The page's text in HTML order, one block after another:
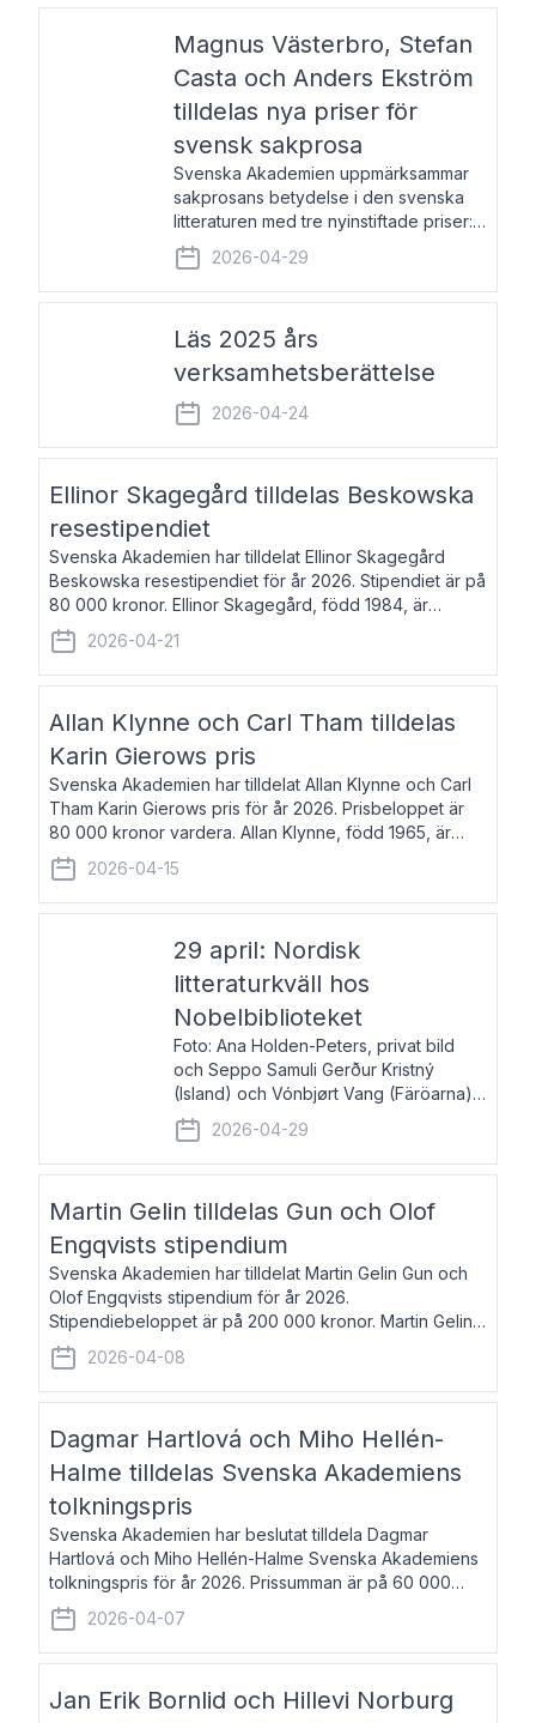
Magnus Västerbro, Stefan
Casta och Anders Ekström
tilldelas nya priser för
svensk sakprosa
Svenska Akademien uppmärksammar
sakprosans betydelse i den svenska
litteraturen med tre nyinstiftade priser:
Svenska Akademiens pris till
framstående författare av svensk
sakprosa som i år går till Magnus
2026-04-29
Läs 2025 års
verksamhetsberättelse
2026-04-24
Ellinor Skagegård tilldelas Beskowska
resestipendiet
Svenska Akademien har tilldelat Ellinor Skagegård
Beskowska resestipendiet för år 2026. Stipendiet är på
80 000 kronor. Ellinor Skagegård, född 1984, är
författare, journalist och musiker. Hon skriver
återkommande för Svenska Dagbladet, Ups
2026-04-21
Allan Klynne och Carl Tham tilldelas
Karin Gierows pris
Svenska Akademien har tilldelat Allan Klynne och Carl
Tham Karin Gierows pris för år 2026. Prisbeloppet är
80 000 kronor vardera. Allan Klynne, född 1965, är
arkeolog, författare, översättare och fil.dr i antikens
kultur och samhällsliv. Ut
2026-04-15
29 april: Nordisk
litteraturkväll hos
Nobelbiblioteket
Foto: Ana Holden-Peters, privat bild
och Seppo Samuli Gerður Kristný
(Island) och Vónbjørt Vang (Färöarna)
läser ur sina verk och samtalar med
John Swedenmark. De läser upp på
färöiska, isländska och svenska och
2026-04-29
Martin Gelin tilldelas Gun och Olof
Engqvists stipendium
Svenska Akademien har tilldelat Martin Gelin Gun och
Olof Engqvists stipendium för år 2026.
Stipendiebeloppet är på 200 000 kronor. Martin Gelin,
född 1978, är journalist och författare. Han lever
numera i Paris men var under många år bosat
2026-04-08
Dagmar Hartlová och Miho Hellén-
Halme tilldelas Svenska Akademiens
tolkningspris
Svenska Akademien har beslutat tilldela Dagmar
Hartlová och Miho Hellén-Halme Svenska Akademiens
tolkningspris för år 2026. Prissumman är på 60 000
kronor var. Dagmar Hartlová, född 1951, översätter
huvudsakligen från svenska till tjeckiska
2026-04-07
Jan Erik Bornlid och Hillevi Norburg